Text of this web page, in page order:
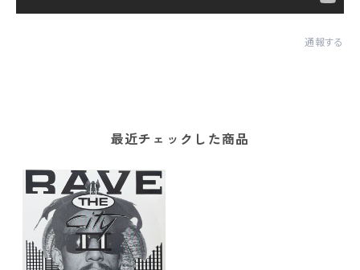
通報する
最近チェックした商品